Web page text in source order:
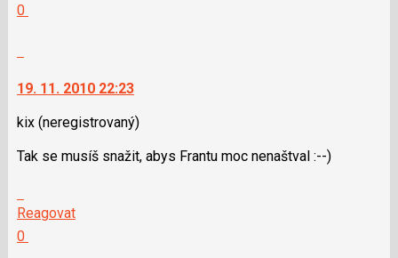
navigaci
lze
použít
klávesy
následující
0
jako
19. 11. 2010 22:23
kix (neregistrovaný)
Tak se musíš snažit, abys Frantu moc nenaštval :--)
na
Reagovat
0